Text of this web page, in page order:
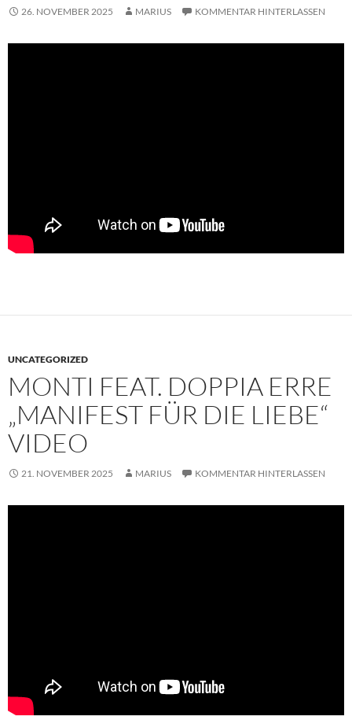
26. NOVEMBER 2025 MARIUS KOMMENTAR HINTERLASSEN
UNCATEGORIZED
MONTI FEAT. DOPPIA ERRE
„MANIFEST FÜR DIE LIEBE“
VIDEO
21. NOVEMBER 2025 MARIUS KOMMENTAR HINTERLASSEN